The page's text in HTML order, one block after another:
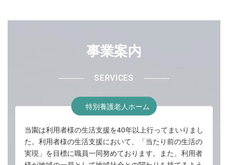
事業案内
SERVICES
特別養護老人ホーム
当園は利用者様の生活支援を40年以上行ってまいりまし
た。利用者様の生活支援において、「当たり前の生活の
実現」を目標に職員一同努めております。また、利用者